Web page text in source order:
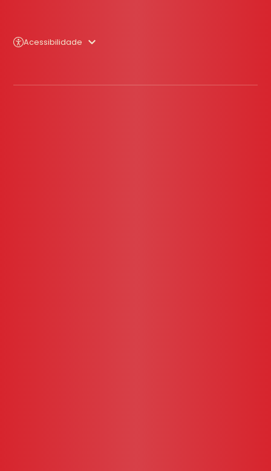
Acessibilidade